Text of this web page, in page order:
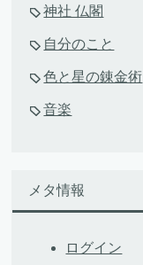
神社 仏閣
自分のこと
色と星の錬金術
音楽
メタ情報
ログイン